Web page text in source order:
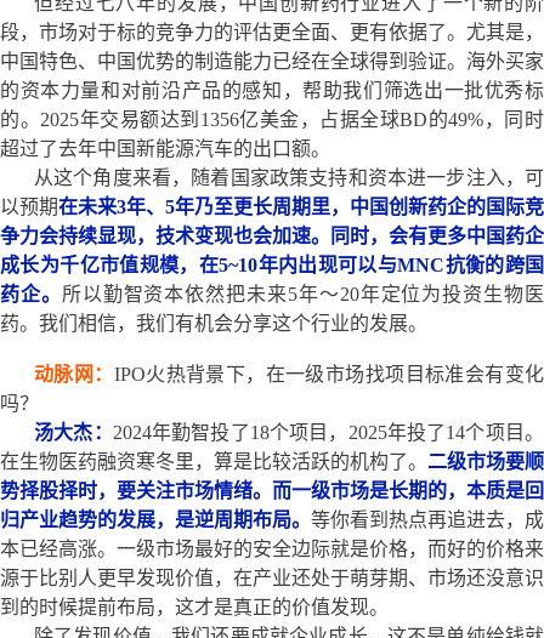
段，市场对于标的竞争力的评估更全面、更有依据了。尤其是，
中国特色、中国优势的制造能力已经在全球得到验证。海外买家
的资本力量和对前沿产品的感知，帮助我们筛选出一批优秀标
的。2025年交易额达到1356亿美金，占据全球BD的49%，同时
超过了去年中国新能源汽车的出口额。
从这个角度来看，随着国家政策支持和资本进一步注入，可
以预期在未来3年、5年乃至更长周期里，中国创新药企的国际竞
争力会持续显现，技术变现也会加速。同时，会有更多中国药企
成长为千亿市值规模，在5~10年内出现可以与MNC抗衡的跨国
药企。 所以勤智资本依然把未来5年～20年定位为投资生物医
药。我们相信，我们有机会分享这个行业的发展。
动脉网： IPO火热背景下，在一级市场找项目标准会有变化
吗？
汤大杰： 2024年勤智投了18个项目，2025年投了14个项目。
在生物医药融资寒冬里，算是比较活跃的机构了。 二级市场要顺
势择股择时，要关注市场情绪。而一级市场是长期的，本质是回
归产业趋势的发展，是逆周期布局。 等你看到热点再追进去，成
本已经高涨。一级市场最好的安全边际就是价格，而好的价格来
源于比别人更早发现价值，在产业还处于萌芽期、市场还没意识
到的时候提前布局，这才是真正的价值发现。